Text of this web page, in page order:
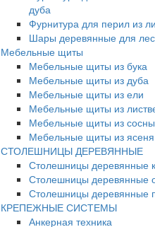
дуба
Фурнитура для перил из
Шары деревянные для
Мебельные щиты
Мебельные щиты из бука
Мебельные щиты из дуба
Мебельные щиты из ели
Мебельные щиты из
Мебельные щиты из сосны
Мебельные щиты из ясеня
СТОЛЕШНИЦЫ ДЕРЕВЯННЫЕ
Столешницы деревянные
Столешницы деревянные
Столешницы деревянные
КРЕПЕЖНЫЕ СИСТЕМЫ
Анкерная техника